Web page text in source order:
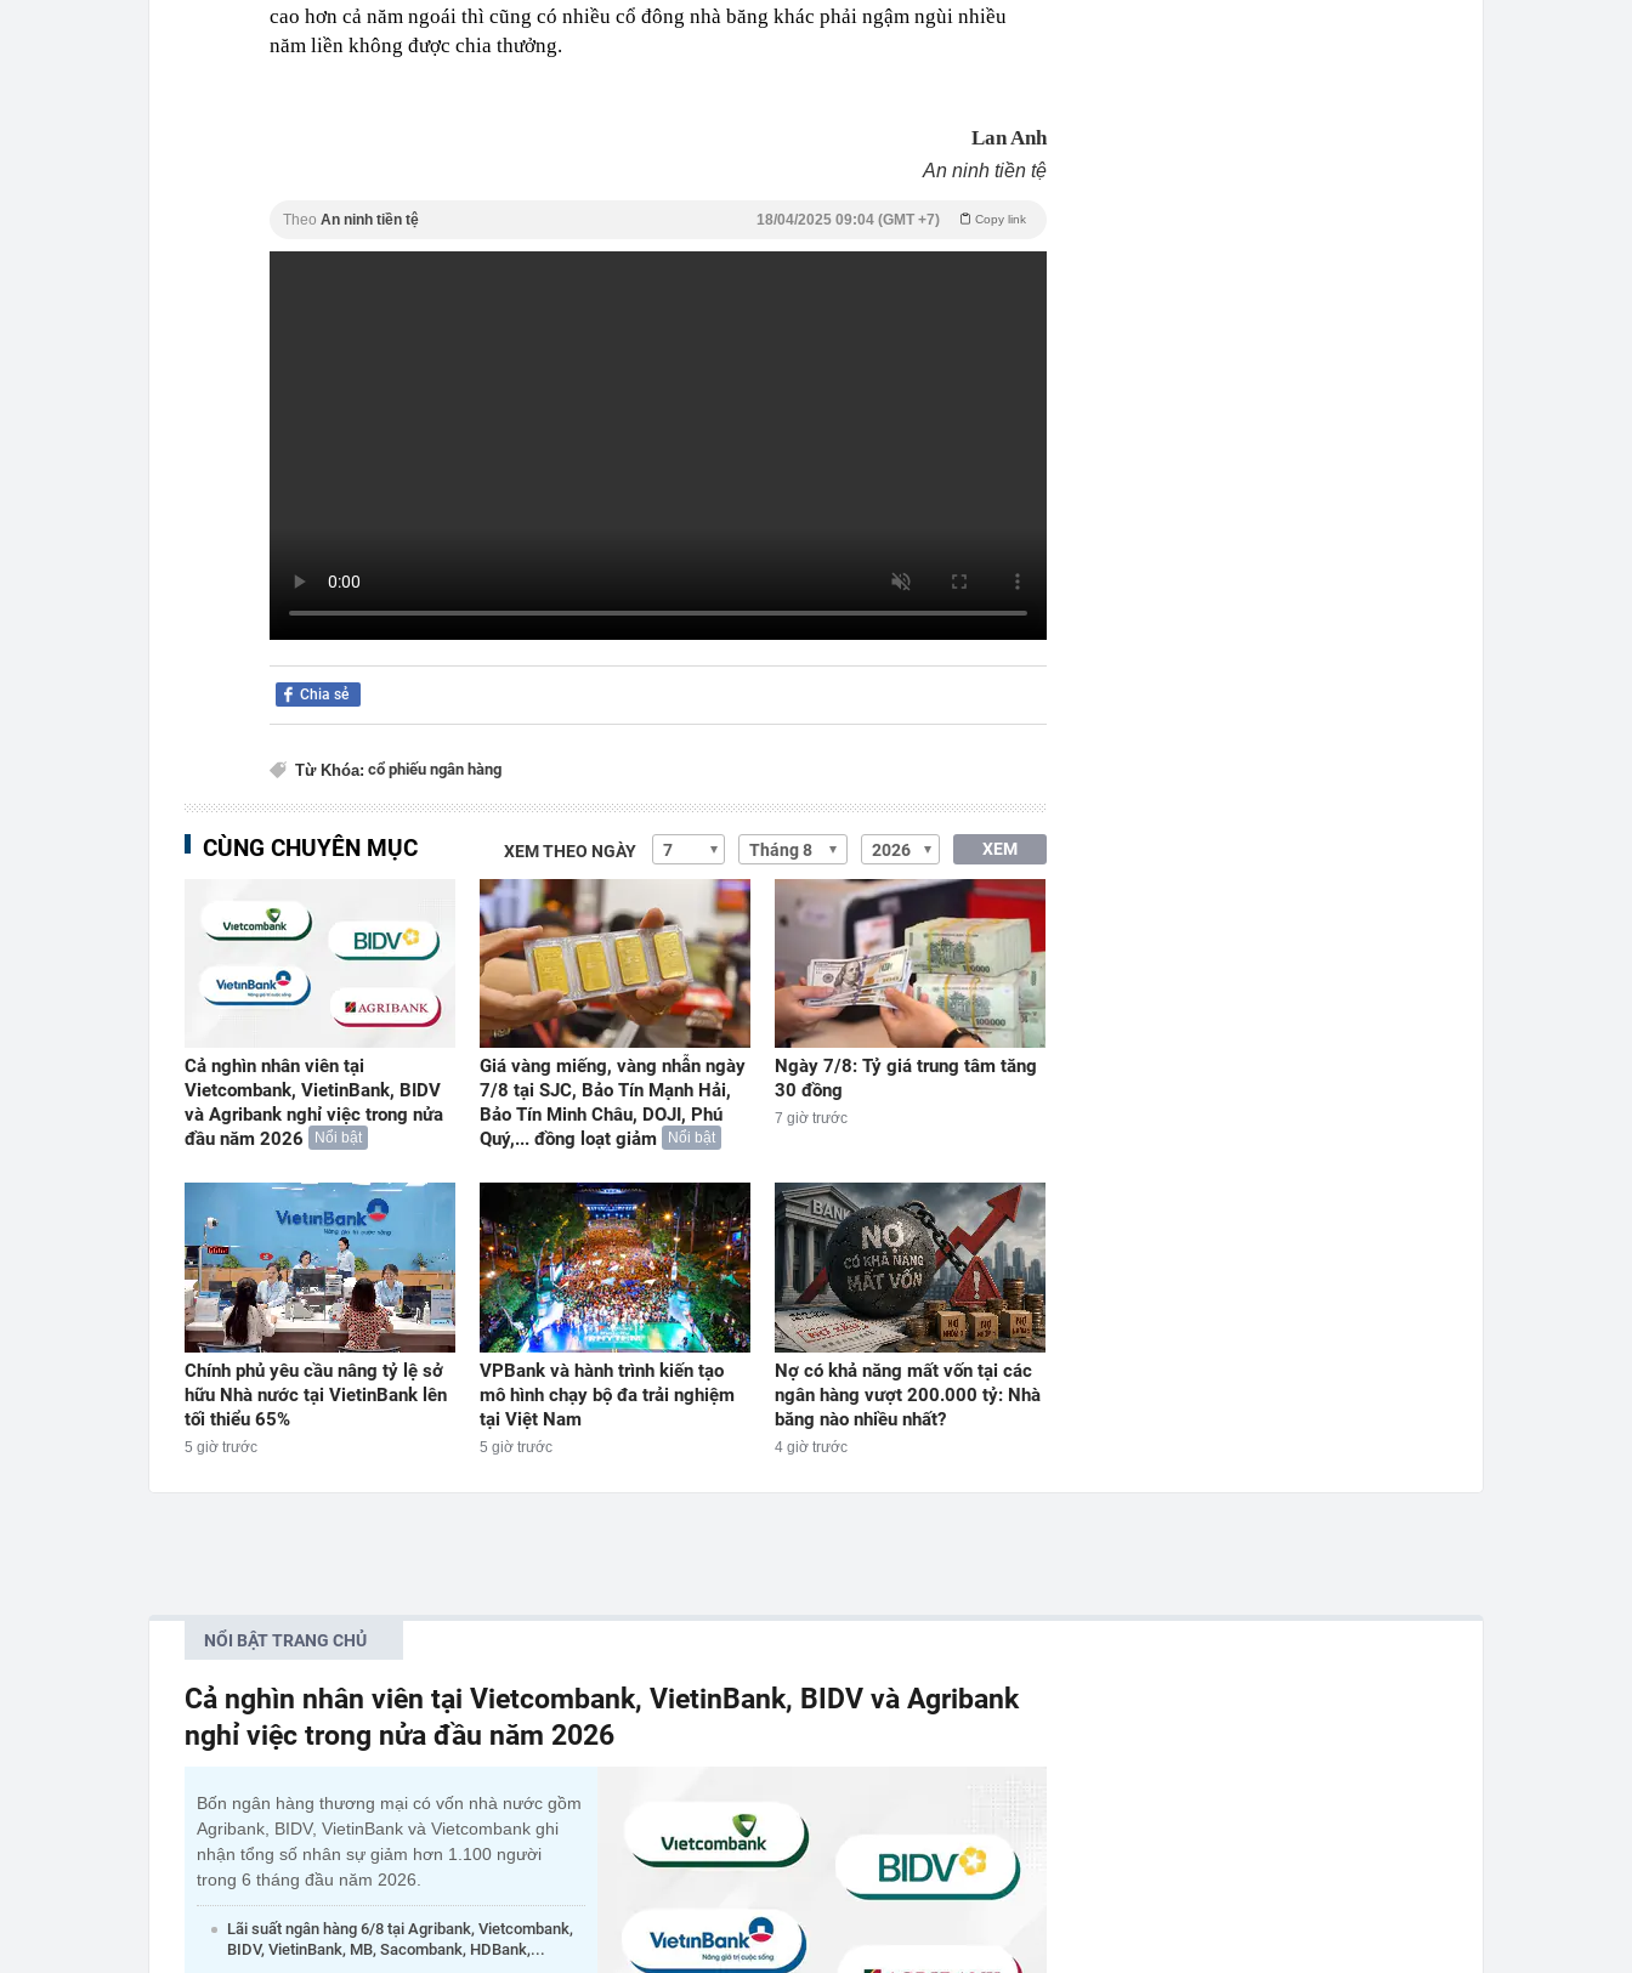
cao hơn cả năm ngoái thì cũng có nhiều cổ đông nhà băng khác phải ngậm ngùi nhiều
năm liền không được chia thưởng.
Lan Anh
An ninh tiền tệ
Theo An ninh tiền tệ Copy link
18/04/2025 09:04 (GMT +7)
Chia sẻ
Từ Khóa: cổ phiếu ngân hàng
CÙNG CHUYÊN MỤC XEM THEO NGÀY XEM
Cả nghìn nhân viên tại
Vietcombank, VietinBank, BIDV
và Agribank nghỉ việc trong nửa
đầu năm 2026
Nổi bật
Giá vàng miếng, vàng nhẫn ngày
7/8 tại SJC, Bảo Tín Mạnh Hải,
Bảo Tín Minh Châu, DOJI, Phú
Quý,... đồng loạt giảm
Nổi bật
Ngày 7/8: Tỷ giá trung tâm tăng
30 đồng
7 giờ trước
Chính phủ yêu cầu nâng tỷ lệ sở
hữu Nhà nước tại VietinBank lên
tối thiểu 65%
5 giờ trước
VPBank và hành trình kiến tạo
mô hình chạy bộ đa trải nghiệm
tại Việt Nam
5 giờ trước
Nợ có khả năng mất vốn tại các
ngân hàng vượt 200.000 tỷ: Nhà
băng nào nhiều nhất?
4 giờ trước
NỔI BẬT TRANG CHỦ
Cả nghìn nhân viên tại Vietcombank, VietinBank, BIDV và Agribank
nghỉ việc trong nửa đầu năm 2026
Bốn ngân hàng thương mại có vốn nhà nước gồm
Agribank, BIDV, VietinBank và Vietcombank ghi
nhận tổng số nhân sự giảm hơn 1.100 người
trong 6 tháng đầu năm 2026.
Lãi suất ngân hàng 6/8 tại Agribank, Vietcombank,
BIDV, VietinBank, MB, Sacombank, HDBank,...